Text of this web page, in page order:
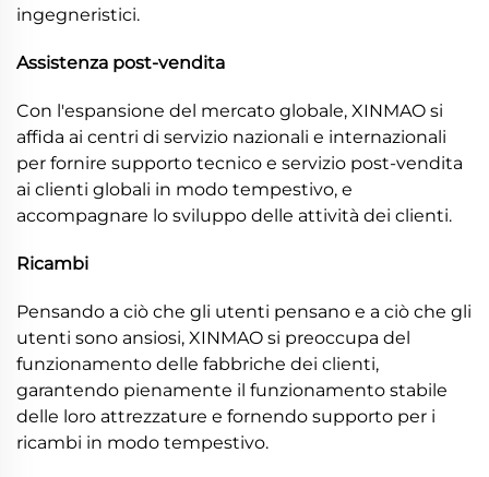
ingegneristici.
Assistenza post-vendita
Con l'espansione del mercato globale, XINMAO si
affida ai centri di servizio nazionali e internazionali
per fornire supporto tecnico e servizio post-vendita
ai clienti globali in modo tempestivo, e
accompagnare lo sviluppo delle attività dei clienti.
Ricambi
Pensando a ciò che gli utenti pensano e a ciò che gli
utenti sono ansiosi, XINMAO si preoccupa del
funzionamento delle fabbriche dei clienti,
garantendo pienamente il funzionamento stabile
delle loro attrezzature e fornendo supporto per i
ricambi in modo tempestivo.